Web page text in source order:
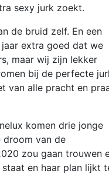
sexy jurk zoekt.
de bruid zelf. En een
extra goed dat we
maar wij zijn lekker
bij de perfecte
van alle pracht en
komen drie jonge
droom van de
zou gaan trouwen
en haar plan lijkt